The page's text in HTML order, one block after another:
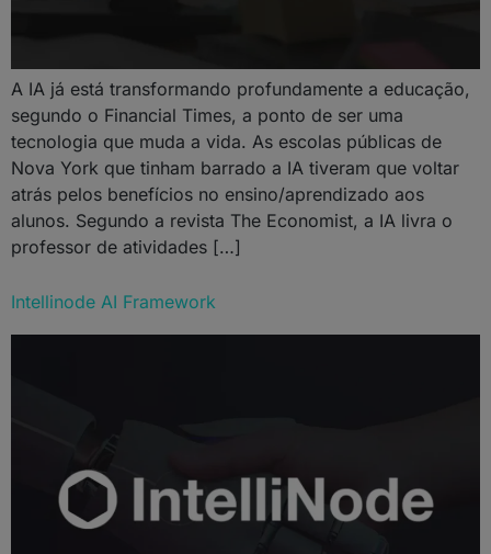
A IA já está transformando profundamente a educação,
segundo o Financial Times, a ponto de ser uma
tecnologia que muda a vida. As escolas públicas de
Nova York que tinham barrado a IA tiveram que voltar
atrás pelos benefícios no ensino/aprendizado aos
alunos. Segundo a revista The Economist, a IA livra o
professor de atividades […]
Intellinode AI Framework